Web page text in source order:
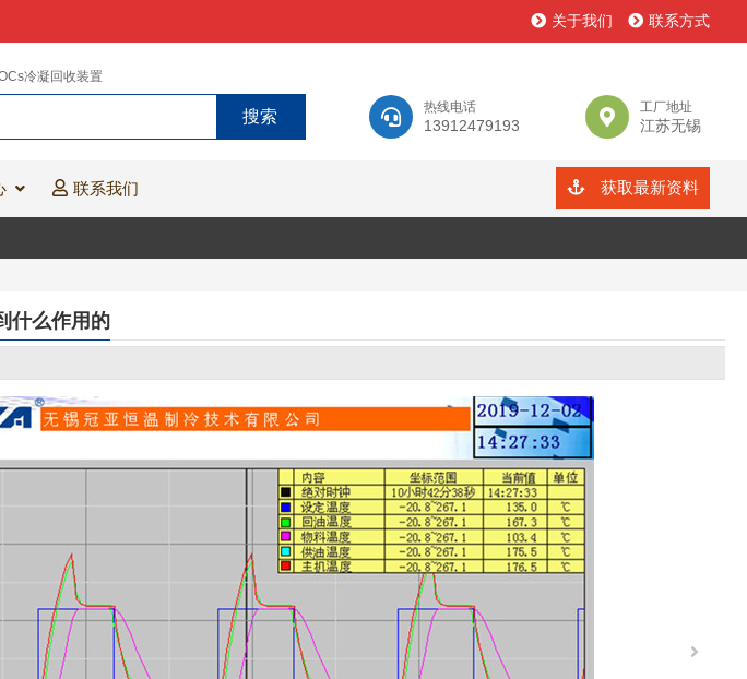
关于我们 联系方式
热线电话
13912479193
工厂地址
江苏无锡
冷凝回收装置
联系我们 获取最新资料
什么作用的